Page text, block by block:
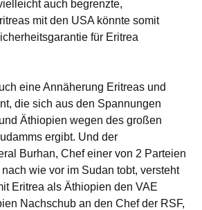
auch begrenzte,
mit den USA könnte somit
für Eritrea
eine Annäherung Eritreas und
die sich aus den Spannungen
Äthiopien wegen des großen
ergibt. Und der
Burhan, Chef einer von 2 Parteien
wie vor im Sudan tobt, versteht
Eritrea als Äthiopien den VAE
Nachschub an den Chef der RSF,